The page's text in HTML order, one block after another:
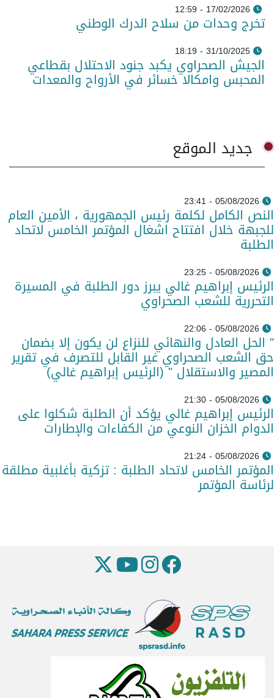
17/02/2026 - 12:59
تخرج وحدات من سلاح الدرك الوطني
31/10/2025 - 18:19
الجيش الصحراوي يكبد جنود الاحتلال بقطاعي
المحبس وامكالا خسائر في الأرواح والمعدات
جديد الموقع
05/08/2026 - 23:41
النص الكامل لكلمة رئيس الجمهورية ، الأمين العام
للجبهة خلال افتتاح اشغال المؤتمر الخامس لاتحاد
الطلبة
05/08/2026 - 23:25
الرئيس إبراهيم غالي يبرز دور الطلبة في المسيرة
التحررية للشعب الصحراوي
05/08/2026 - 22:06
" الحل العادل والنهائي للنزاع لن يكون إلا بضمان
حق الشعب الصحراوي غير القابل للتصرف في تقرير
المصير والاستقلال " (الرئيس إبراهيم غالي)
05/08/2026 - 21:30
الرئيس إبراهيم غالي يؤكد أن الطلبة شكلوا على
الدوام الخزان النوعي من الكفاءات والإطارات
05/08/2026 - 21:24
المؤتمر الخامس لاتحاد الطلبة : تزكية بأغلبية مطلقة
لرئاسة المؤتمر